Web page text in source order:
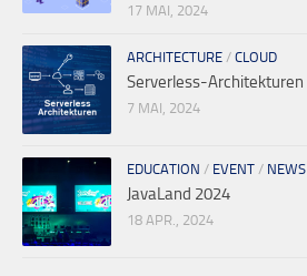
17 MAI, 2024
ARCHITECTURE / CLOUD
Serverless-Architekturen
7 MAI, 2024
EDUCATION / EVENT / NEWS
JavaLand 2024
18 APR., 2024